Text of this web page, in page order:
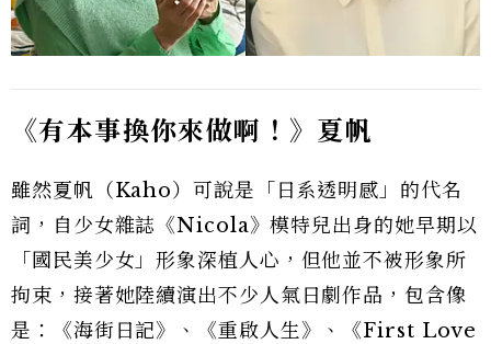
《有本事換你來做啊！》夏帆
雖然夏帆（Kaho）可說是「日系透明感」的代名
詞，自少女雜誌《Nicola》模特兒出身的她早期以
「國民美少女」形象深植人心，但他並不被形象所
拘束，接著她陸續演出不少人氣日劇作品，包含像
是：《海街日記》、《重啟人生》、《First Love